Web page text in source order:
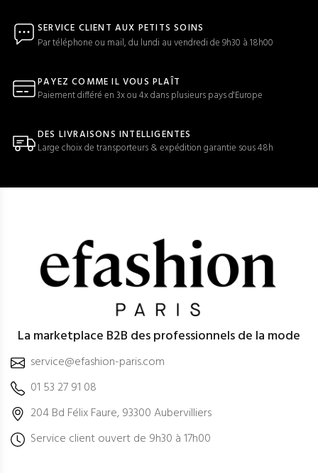
SERVICE CLIENT AUX PETITS SOINS
Par téléphone ou mail, du lundi au vendredi de 9h30 à 18h00
PAYEZ COMME IL VOUS PLAÎT
Paiement différé en 3x ou 4x dans plusieurs pays d'Europe
DES LIVRAISONS INTELLIGENTES
Large choix de transporteurs & expédition garantie sous 48h
La marketplace B2B des professionnels de la mode
service@efashion-paris.com
01 53 27 91 08
204 Bd Félix Faure, 93300 Aubervilliers
Service client ouvert de 9h30 à 17h00